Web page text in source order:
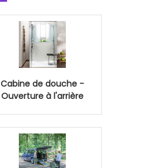
Cabine de douche -
Ouverture à l'arrière